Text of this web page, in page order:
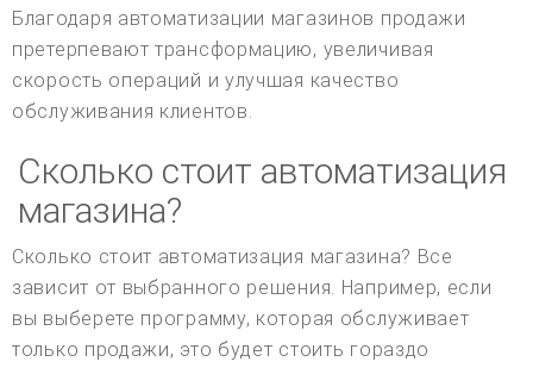
Благодаря автоматизации магазинов продажи
претерпевают трансформацию, увеличивая
скорость операций и улучшая качество
обслуживания клиентов.
Сколько стоит автоматизация
магазина?
Сколько стоит автоматизация магазина? Все
зависит от выбранного решения. Например, если
вы выберете программу, которая обслуживает
только продажи, это будет стоить гораздо